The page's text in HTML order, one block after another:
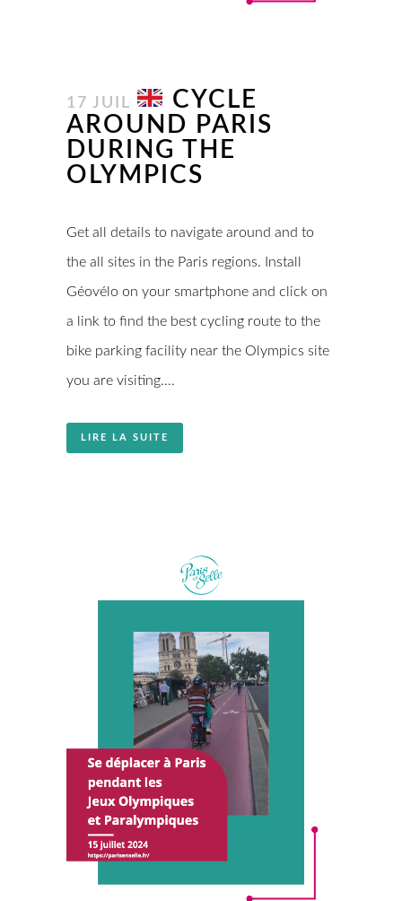
17 JUIL
CYCLE
AROUND PARIS
DURING THE
OLYMPICS
Get all details to navigate around and to
the all sites in the Paris regions. Install
Géovélo on your smartphone and click on
a link to find the best cycling route to the
bike parking facility near the Olympics site
you are visiting....
LIRE LA SUITE